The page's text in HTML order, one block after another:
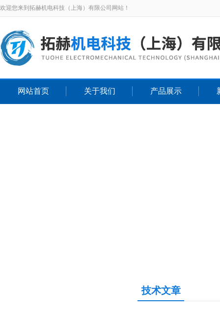
欢迎您来到拓赫机电科技（上海）有限公司网站！
网站首页 关于我们 产品展示
技术文章